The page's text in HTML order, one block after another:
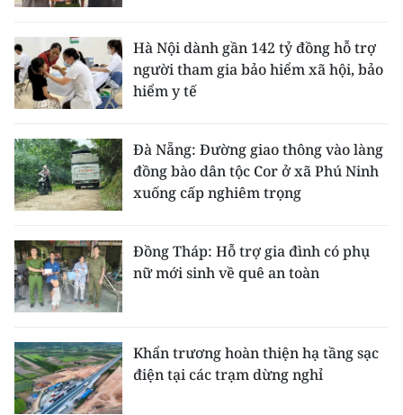
Hà Nội dành gần 142 tỷ đồng hỗ trợ
người tham gia bảo hiểm xã hội, bảo
hiểm y tế
Đà Nẵng: Đường giao thông vào làng
đồng bào dân tộc Cor ở xã Phú Ninh
xuống cấp nghiêm trọng
Đồng Tháp: Hỗ trợ gia đình có phụ
nữ mới sinh về quê an toàn
Khẩn trương hoàn thiện hạ tầng sạc
điện tại các trạm dừng nghỉ